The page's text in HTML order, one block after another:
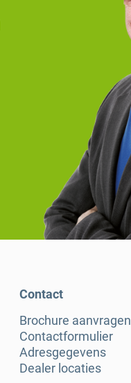
Contact
Brochure aanvragen
Contactformulier
Adresgegevens
Dealer locaties